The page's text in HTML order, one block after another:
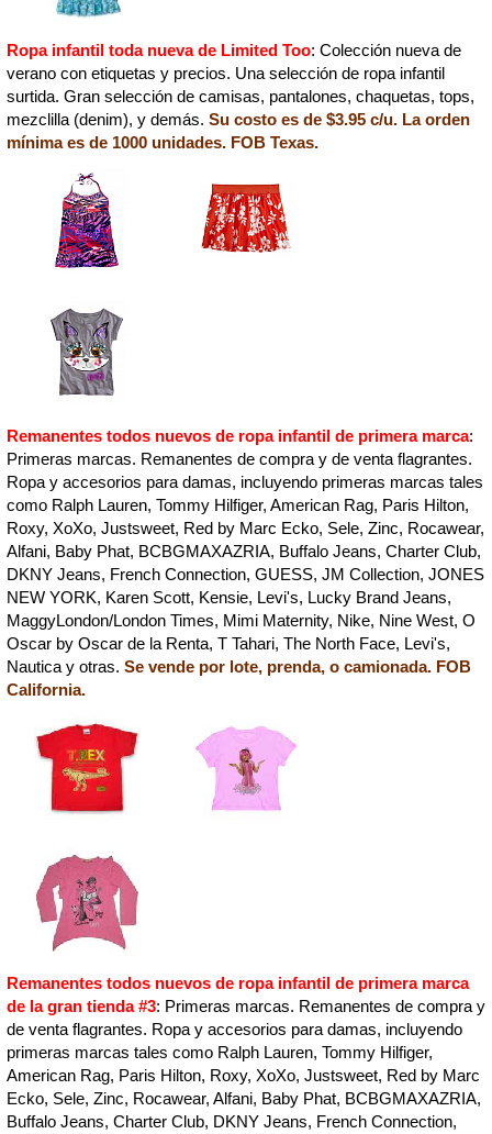
Ropa infantil toda nueva de Limited Too: Colección nueva de
verano con etiquetas y precios. Una selección de ropa infantil
surtida. Gran selección de camisas, pantalones, chaquetas, tops,
mezclilla (denim), y demás. Su costo es de $3.95 c/u. La orden
mínima es de 1000 unidades. FOB Texas.
Remanentes todos nuevos de ropa infantil de primera marca:
Primeras marcas. Remanentes de compra y de venta flagrantes.
Ropa y accesorios para damas, incluyendo primeras marcas tales
como Ralph Lauren, Tommy Hilfiger, American Rag, Paris Hilton,
Roxy, XoXo, Justsweet, Red by Marc Ecko, Sele, Zinc, Rocawear,
Alfani, Baby Phat, BCBGMAXAZRIA, Buffalo Jeans, Charter Club,
DKNY Jeans, French Connection, GUESS, JM Collection, JONES
NEW YORK, Karen Scott, Kensie, Levi's, Lucky Brand Jeans,
MaggyLondon/London Times, Mimi Maternity, Nike, Nine West, O
Oscar by Oscar de la Renta, T Tahari, The North Face, Levi's,
Nautica y otras. Se vende por lote, prenda, o camionada. FOB
California.
Remanentes todos nuevos de ropa infantil de primera marca
de la gran tienda #3: Primeras marcas. Remanentes de compra y
de venta flagrantes. Ropa y accesorios para damas, incluyendo
primeras marcas tales como Ralph Lauren, Tommy Hilfiger,
American Rag, Paris Hilton, Roxy, XoXo, Justsweet, Red by Marc
Ecko, Sele, Zinc, Rocawear, Alfani, Baby Phat, BCBGMAXAZRIA,
Buffalo Jeans, Charter Club, DKNY Jeans, French Connection,